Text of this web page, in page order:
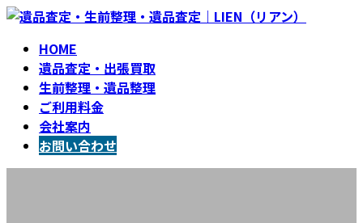
コ
ッ
ナ
移
HOME
遺品査定・出張買取
生前整理・遺品整理
ご利用料金
会社案内
お問い合わせ